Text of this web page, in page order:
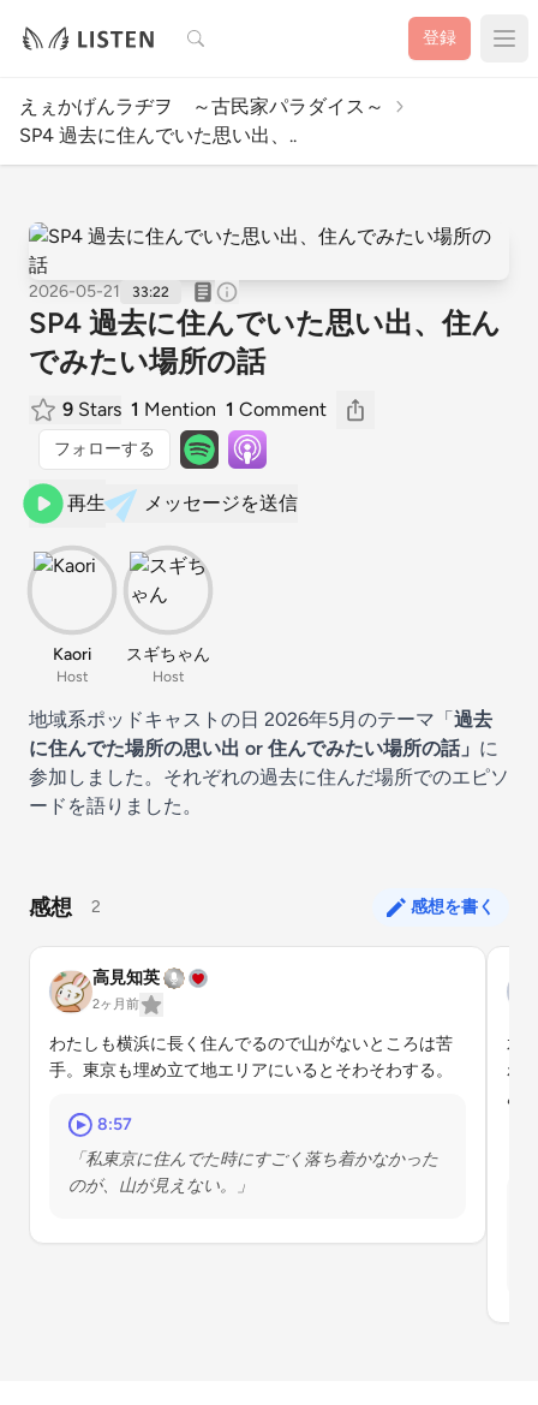
検索 登録
えぇかげんラヂヲ ～古民家パラダイス～
SP4 過去に住んでいた思い出、..
2026-05-21 33:22
SP4 過去に住んでいた思い出、住ん
でみたい場所の話
9 Stars 1 Mention 1 Comment
フォローする
再生 メッセージを送信
Kaori
Host
スギちゃん
Host
地域系ポッドキャストの日 2026年5月のテーマ「過去
に住んでた場所の思い出 or 住んでみたい場所の話」 に
参加しました。それぞれの過去に住んだ場所でのエピソ
ードを語りました。
感想 2 感想を書く
高見知英
2ヶ月前
わたしも横浜に長く住んでるので山がないところは苦
手。東京も埋め立て地エリアにいるとそわそわする。
8:57
「私東京に住んでた時にすごく落ち着かなかった
のが、山が見えない。」
水
わ
あ